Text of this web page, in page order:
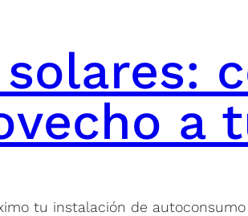
a
tu instalación de